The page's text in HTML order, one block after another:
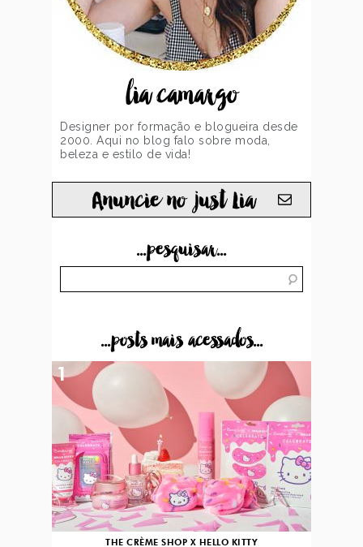
lia camargo
Designer por formação e blogueira desde
2000. Aqui no blog falo sobre moda,
beleza e estilo de vida!
Anuncie no just Lia
...pesquisar...
...posts mais acessados...
THE CRÈME SHOP X HELLO KITTY
1